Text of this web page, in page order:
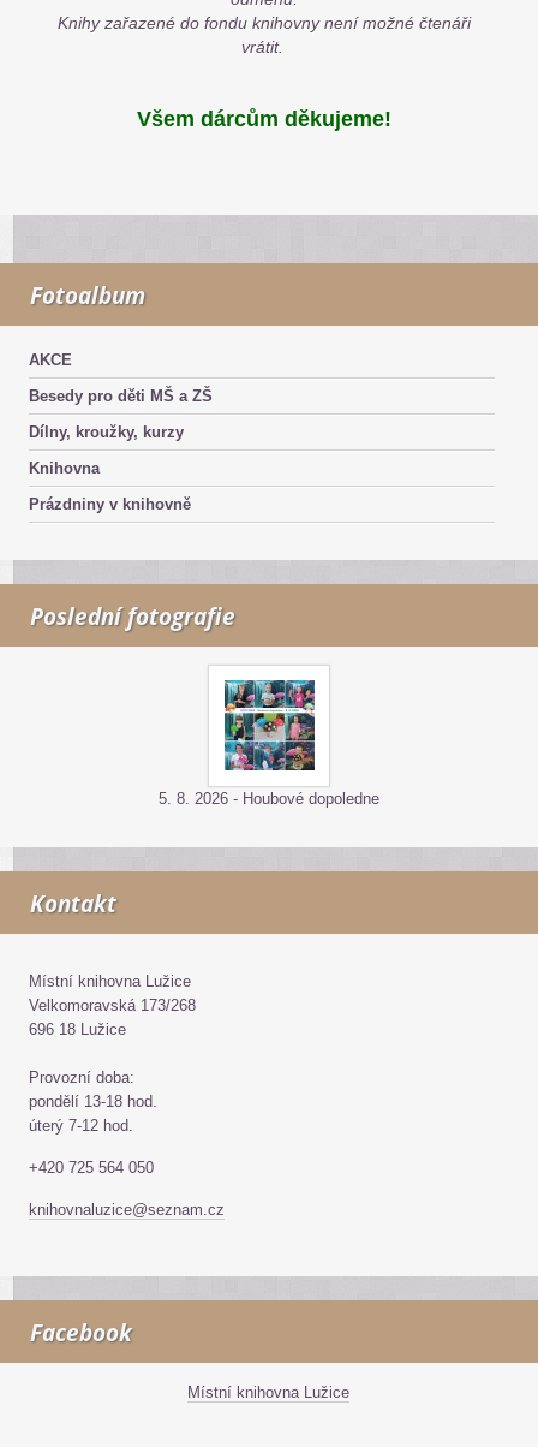
Knihy zařazené do fondu knihovny není možné čtenáři
vrátit.
Všem dárcům děkujeme!
Fotoalbum
AKCE
Besedy pro děti MŠ a ZŠ
Dílny, kroužky, kurzy
Knihovna
Prázdniny v knihovně
Poslední fotografie
5. 8. 2026 - Houbové dopoledne
Kontakt
Místní knihovna Lužice
Velkomoravská 173/268
696 18 Lužice
Provozní doba:
pondělí 13-18 hod.
úterý 7-12 hod.
+420 725 564 050
knihovnaluzice@seznam.cz
Facebook
Místní knihovna Lužice